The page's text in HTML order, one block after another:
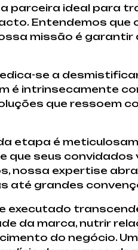
parceira ideal para
Entendemos que
missão é
se a
é intrinsecamente
que ressoem
etapa é
que seus
nossa expertise
até grandes
executado
da marca, nutrir
do negócio.